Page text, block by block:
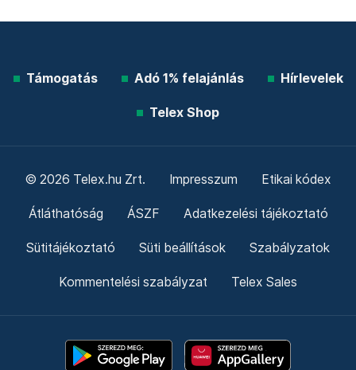
Támogatás Adó 1% felajánlás Hírlevelek
Telex Shop
© 2026 Telex.hu Zrt. Impresszum Etikai kódex
Átláthatóság ÁSZF Adatkezelési tájékoztató
Sütitájékoztató Süti beállítások Szabályzatok
Kommentelési szabályzat Telex Sales